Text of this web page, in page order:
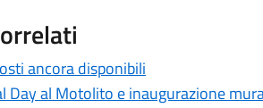
ancora disponibili
Day al Motolito e inaugurazione